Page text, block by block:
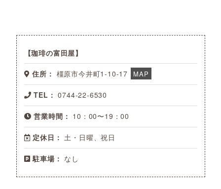
珈琲の富田屋
住所： 橿原市今井町1-10-17 MAP
TEL： 0744-22-6530
営業時間： 10：00〜19：00
定休日： 土・日曜、祝日
駐車場： なし